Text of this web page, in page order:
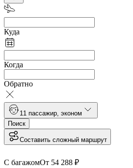
Куда
Когда
Обратно
1 1 пассажир эконом
Поиск
Составить сложный маршрут
С багажомОт 54 288 ₽